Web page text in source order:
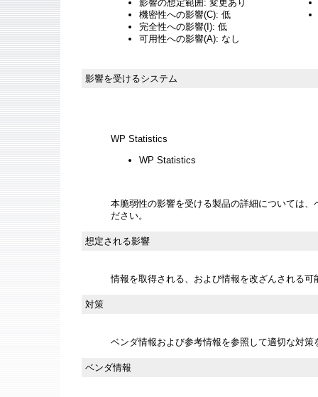
影響の想定範囲: 変更あり
機密性への影響(C): 低
完全性への影響(I): 低
可用性への影響(A): なし
影響を受けるシステム
WP Statistics
WP Statistics
本脆弱性の影響を受ける製品の詳細については
ださい。
想定される影響
情報を取得される、および情報を改ざんされる可
対策
ベンダ情報および参考情報を参照して適切な対策
ベンダ情報